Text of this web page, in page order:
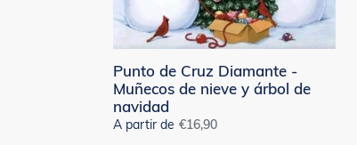
árbol
de
navidad
Punto de Cruz Diamante -
Muñecos de nieve y árbol de
navidad
A partir de Precio
€16,90